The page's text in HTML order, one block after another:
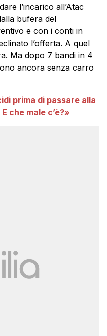
l’incarico all’Atac
bufera del
e con i conti in
l’offerta. A quel
Ma dopo 7 bandi in 4
ancora senza carro
prima di passare alla
che male c’è?»